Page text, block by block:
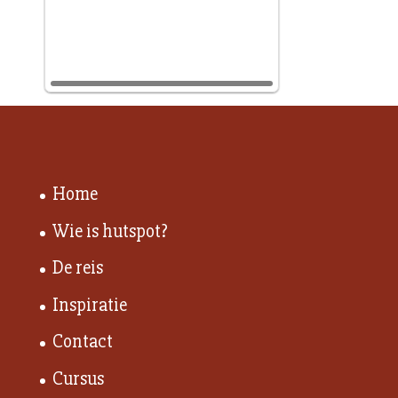
Home
Wie is hutspot?
De reis
Inspiratie
Contact
Cursus